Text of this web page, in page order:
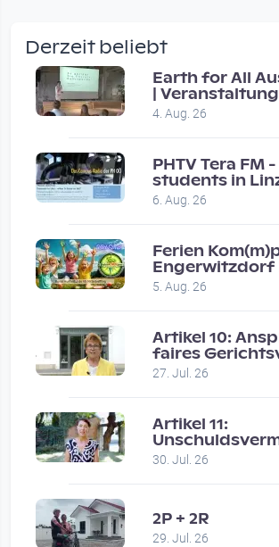
Vor 2 weeks 3 days
Coole Sendung, tolle…
Vor 1 month 2 weeks
Eure Show war super :-)…
Vor 1 month 2 weeks
Derzeit beliebt
Earth for All
|
8.7.2024
4. Aug. 26
PHTV Tera FM
students in
people on road
6. Aug. 26
Ferien
Engerwitzdorf
Hundestunde
5. Aug. 26
Artikel 10:
faires
27. Jul. 26
Artikel 11:
30. Jul. 26
2P + 2R
29. Jul. 26